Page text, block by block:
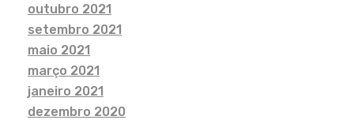
outubro 2021
setembro 2021
maio 2021
março 2021
janeiro 2021
dezembro 2020